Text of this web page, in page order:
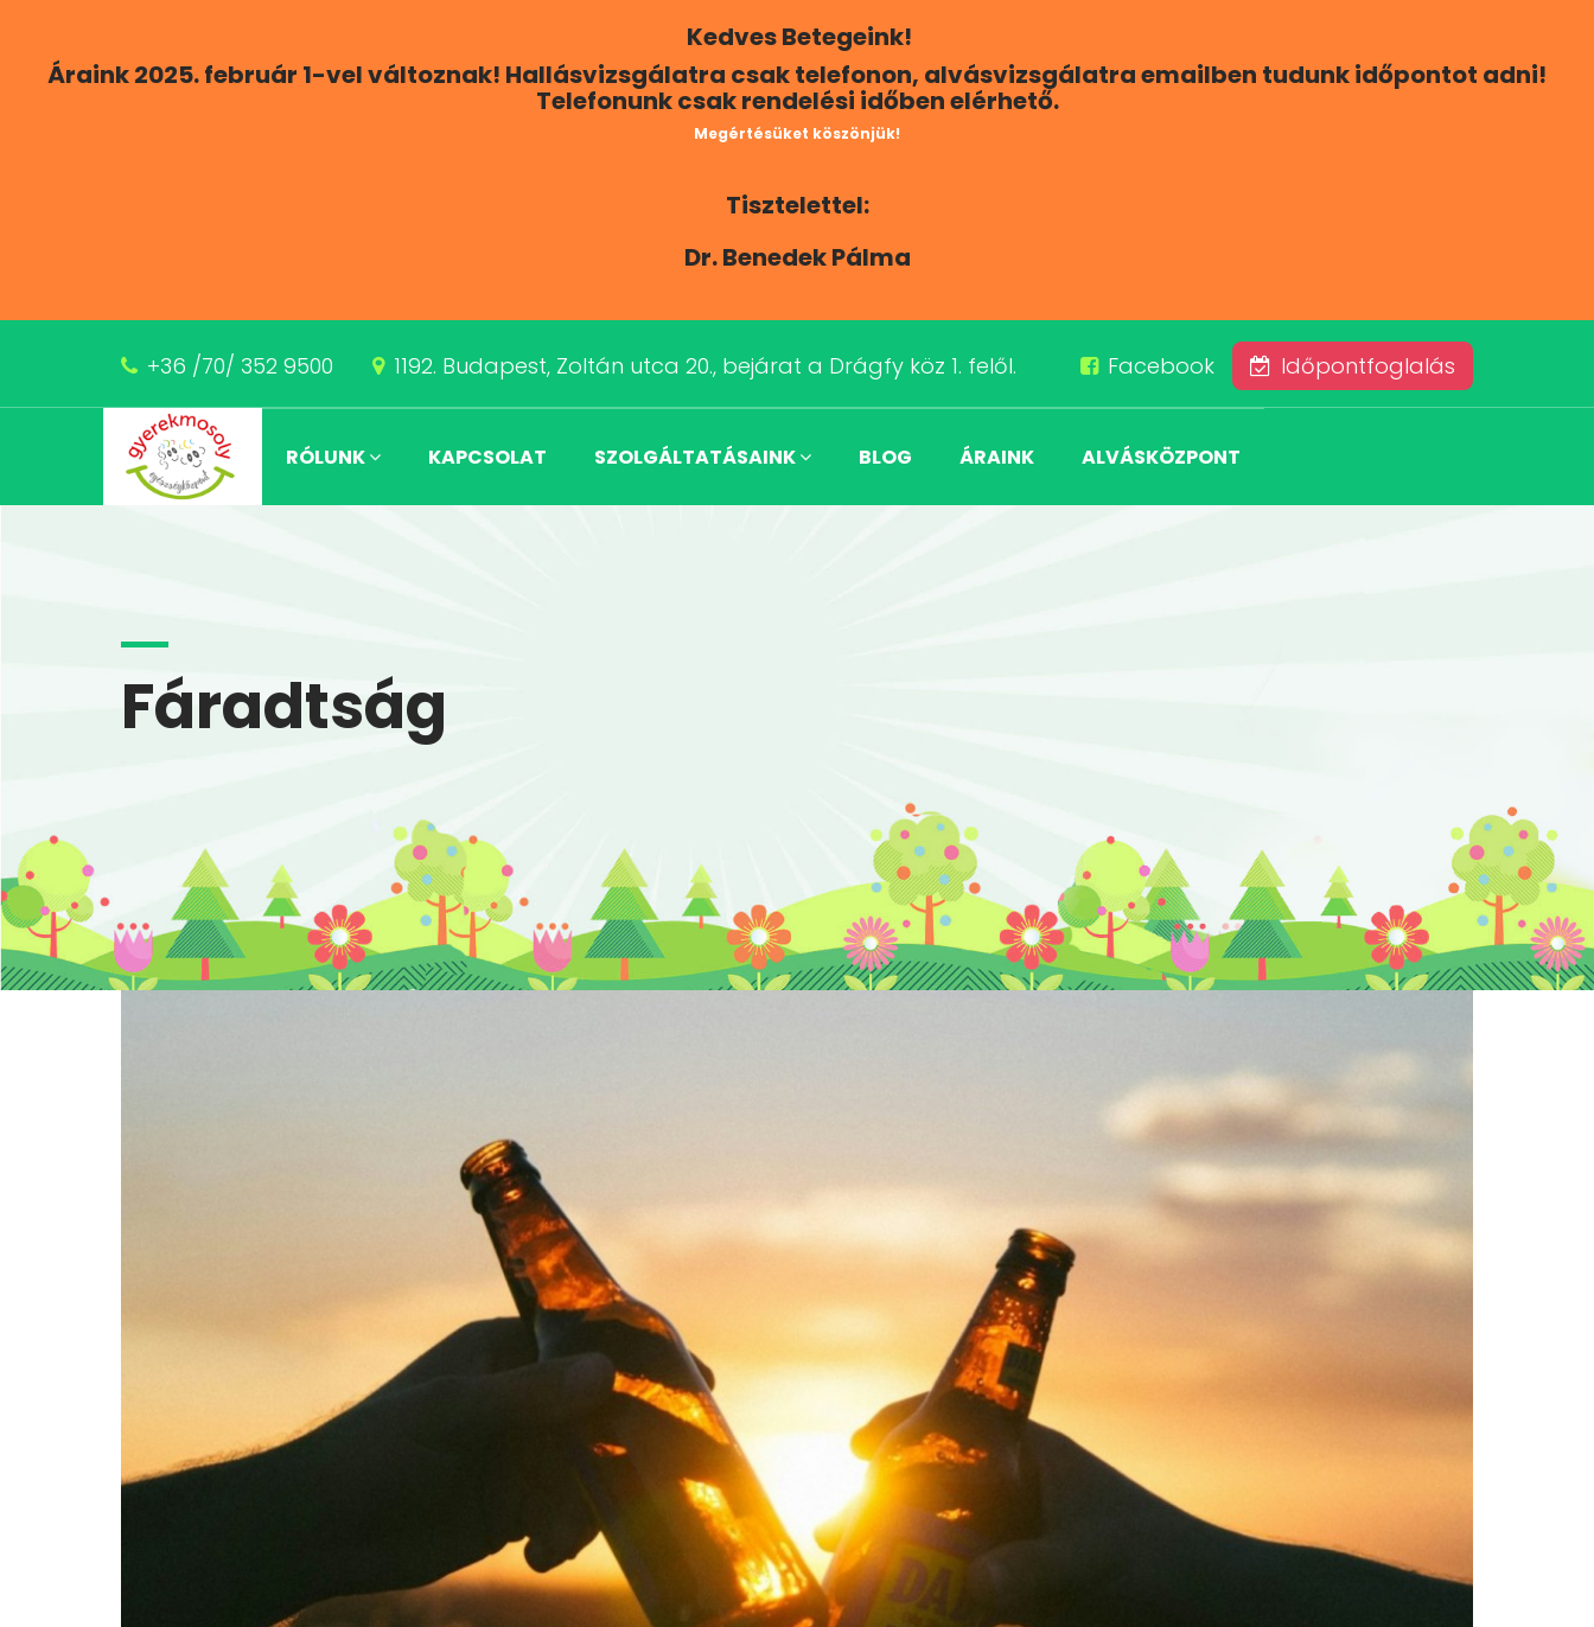
Kedves Betegeink!
Áraink 2025. február 1-vel változnak! Hallásvizsgálatra csak telefonon, alvásvizsgálatra emailben tudunk időpontot adni!
Telefonunk csak rendelési időben elérhető.
Megértésüket köszönjük!
Tisztelettel:
Dr. Benedek Pálma
+36 /70/ 352 9500 1192. Budapest, Zoltán utca 20., bejárat a Drágfy köz 1. felől. Időpontfoglalás
Facebook
RÓLUNK KAPCSOLAT SZOLGÁLTATÁSAINK BLOG ÁRAINK ALVÁSKÖZPONT
Fáradtság